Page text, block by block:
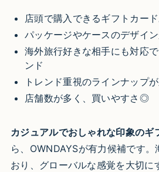
店頭で購入できるギフトカー
パッケージやケースのデザイ
海外旅行好きな相手にも対応
ンド
トレンド重視のラインナップ
店舗数が多く、買いやすさ◎
カジュアルでおしゃれな印象のギ
ら、OWNDAYSが有力候補です
おり、グローバルな感覚を大切に